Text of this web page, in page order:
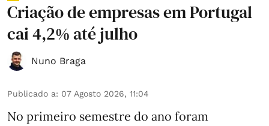
Criação de empresas em Portugal
cai 4,2% até julho
Nuno Braga
Publicado a: 07 Agosto 2026, 11:04
No primeiro semestre do ano foram